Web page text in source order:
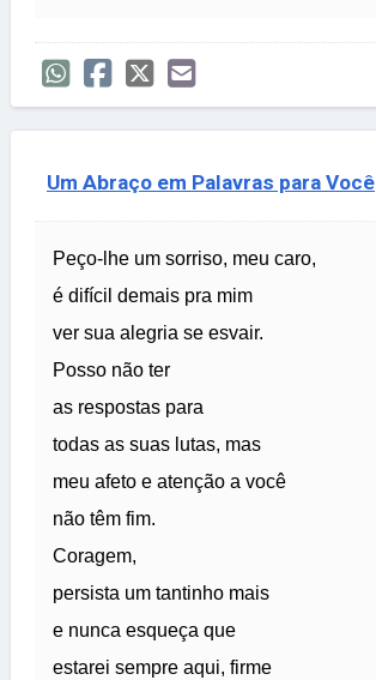
Um Abraço em Palavras para Você
Peço-lhe um sorriso, meu caro,
é difícil demais pra mim
ver sua alegria se esvair.
Posso não ter
as respostas para
todas as suas lutas, mas
meu afeto e atenção a você
não têm fim.
Coragem,
persista um tantinho mais
e nunca esqueça que
estarei sempre aqui, firme